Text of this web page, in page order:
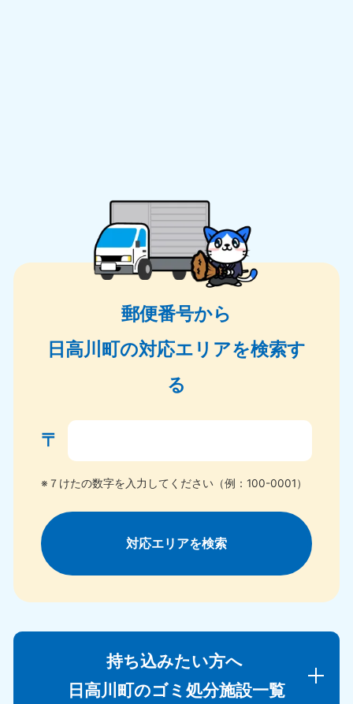
郵便番号から
日高川町の対応エリアを検索す
る
〒
※７けたの数字を入力してください（例：100-0001）
対応エリアを検索
持ち込みたい方へ
日高川町のゴミ処分施設一覧